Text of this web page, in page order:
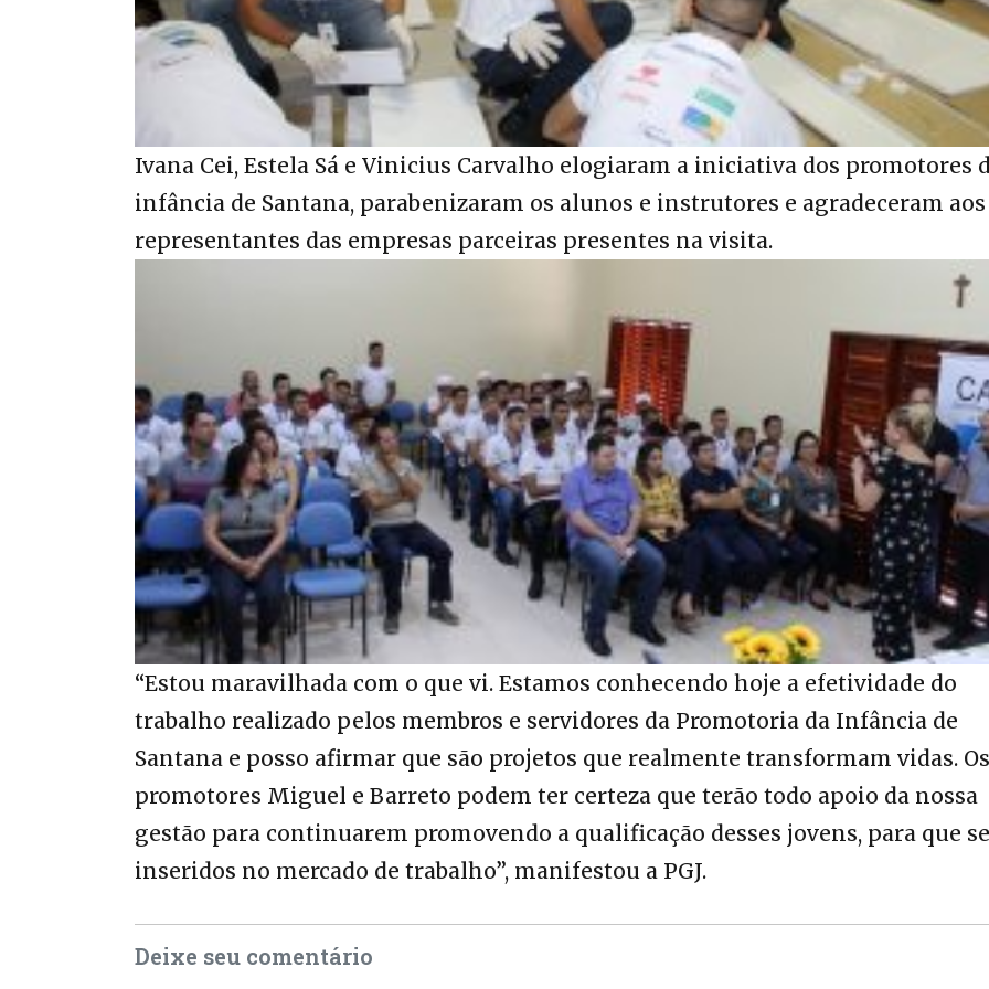
Ivana Cei, Estela Sá e Vinicius Carvalho elogiaram a iniciativa dos promotores
infância de Santana, parabenizaram os alunos e instrutores e agradeceram aos
representantes das empresas parceiras presentes na visita.
“Estou maravilhada com o que vi. Estamos conhecendo hoje a efetividade do
trabalho realizado pelos membros e servidores da Promotoria da Infância de
Santana e posso afirmar que são projetos que realmente transformam vidas. Os
promotores Miguel e Barreto podem ter certeza que terão todo apoio da nossa
gestão para continuarem promovendo a qualificação desses jovens, para que
inseridos no mercado de trabalho”, manifestou a PGJ.
Deixe seu comentário